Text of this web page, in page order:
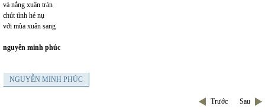
và nắng xuân tràn
chút tình hé nụ
với mùa xuân sang
nguyễn minh phúc
NGUYỄN MINH PHÚC
Trước Sau